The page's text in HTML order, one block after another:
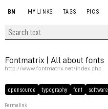
BM MY LINKS TAGS PICS
Fontmatrix | All about fonts
http://www.fontmatrix.net/index.php
opensource typography font software
Permalink